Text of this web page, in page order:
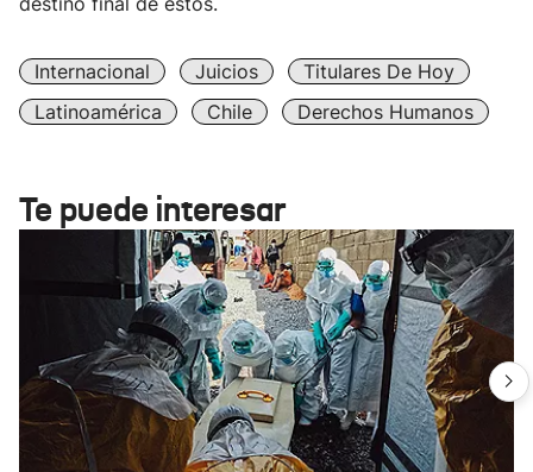
Internacional Juicios
Titulares De Hoy
Latinoamérica
Chile Derechos Humanos
Te puede interesar